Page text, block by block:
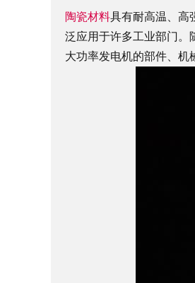
陶瓷材料具有耐高温、高
泛应用于许多工业部门。
大功率发电机的部件、机